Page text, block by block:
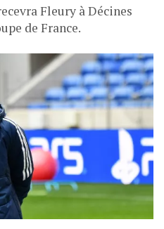
Fleury à Décines
de France.